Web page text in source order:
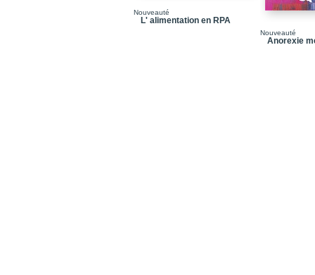
Chapitre 13
Chapitre 14
Nouveauté
L' alimentation en RPA
Nouveauté
Anorexie